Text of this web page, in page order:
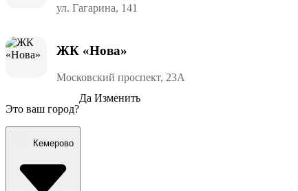
ул. Гагарина, 141
ЖК «Нова»
Московский проспект, 23А
Это ваш город?
Да Изменить
Кемерово